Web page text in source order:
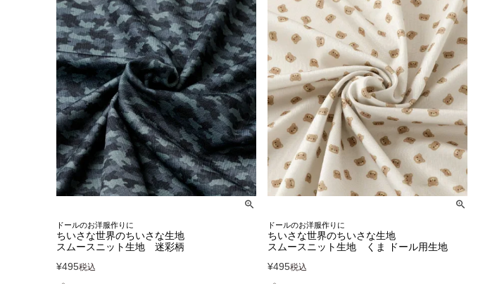
ドールのお洋服作りに
ちいさな世界のちいさな生地
スムースニット生地 迷彩柄
¥495税込
ドールのお洋服作りに
ちいさな世界のちいさな生地
スムースニット生地 くま ドール用生地
¥495税込